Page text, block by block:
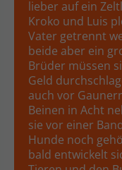
lieber auf ein
Kroko und Luis
Vater getrennt
beide aber ein
Brüder müssen
Geld
auch vor
Beinen in Acht
sie vor einer
Hunde noch
bald entwickelt